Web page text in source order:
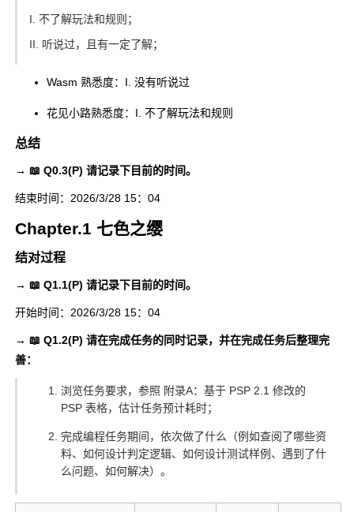
I. 不了解玩法和规则；
II. 听说过，且有一定了解；
Wasm 熟悉度：I. 没有听说过
花见小路熟悉度：I. 不了解玩法和规则
总结
→ 📖 Q0.3(P) 请记录下目前的时间。
结束时间：2026/3/28 15：04
Chapter.1 七色之缨
结对过程
→ 📖 Q1.1(P) 请记录下目前的时间。
开始时间：2026/3/28 15：04
→ 📖 Q1.2(P) 请在完成任务的同时记录，并在完成任务后整理完
善：
浏览任务要求，参照 附录A：基于 PSP 2.1 修改的
PSP 表格，估计任务预计耗时；
完成编程任务期间，依次做了什么（例如查阅了哪些资
料、如何设计判定逻辑、如何设计测试样例、遇到了什
么问题、如何解决）。